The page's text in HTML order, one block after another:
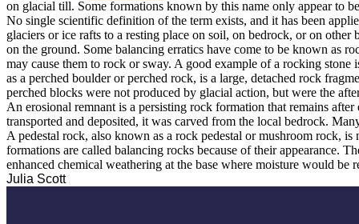
on glacial till. Some formations known by this name only appear to
No single scientific definition of the term exists, and it has been
glaciers or ice rafts to a resting place on soil, on bedrock, or on
on the ground. Some balancing erratics have come to be known as
may cause them to rock or sway. A good example of a rocking
as a perched boulder or perched rock, is a large, detached rock
perched blocks were not produced by glacial action, but were the
An erosional remnant is a persisting rock formation that remains
transported and deposited, it was carved from the local bedrock.
A pedestal rock, also known as a rock pedestal or mushroom rock,
formations are called balancing rocks because of their appearance.
enhanced chemical weathering at the base where moisture would
Julia Scott